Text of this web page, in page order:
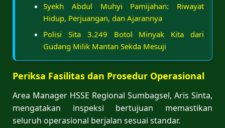
Syekh Abdul Muhyi Pamijahan: Riwayat
Hidup, Perjuangan, dan Ajarannya
Polisi Sita 3.249 Botol Minyak Kita dari
Gudang Milik Mantan Sekda Mesuji
Periksa Fasilitas dan Prosedur Operasional
Area Manager HSSE Regional Sumbagsel, Aris Sinta,
mengatakan inspeksi bertujuan memastikan
seluruh operasional berjalan sesuai standar.